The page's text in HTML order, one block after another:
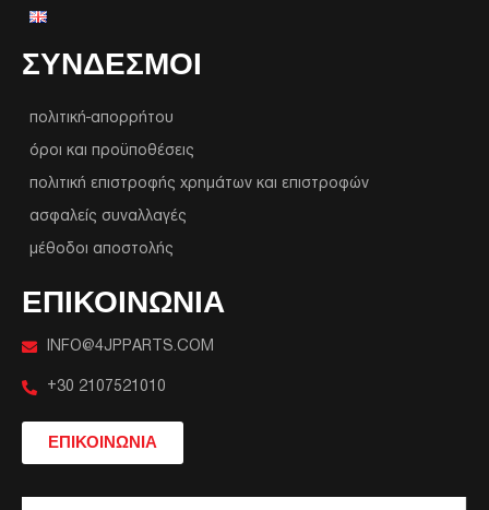
ΣΥΝΔΕΣΜΟΙ
πολιτική-απορρήτου
όροι και προϋποθέσεις
πολιτική επιστροφής χρημάτων και επιστροφών
ασφαλείς συναλλαγές
μέθοδοι αποστολής
ΕΠΙΚΟΙΝΩΝΙΑ
INFO@4JPPARTS.COM
+30 2107521010
ΕΠΙΚΟΙΝΩΝΙΑ